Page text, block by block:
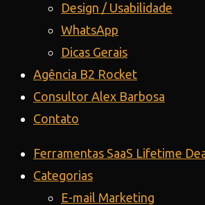
Design / Usabilidade
WhatsApp
Dicas Gerais
Agência B2 Rocket
Consultor Alex Barbosa
Contato
Ferramentas SaaS Lifetime
Categorias
E-mail Marketing